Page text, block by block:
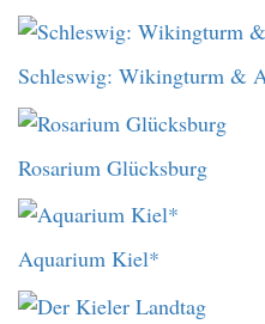
Schleswig: Wikingturm &
Rosarium Glücksburg
Aquarium Kiel*